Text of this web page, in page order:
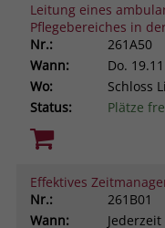
Leitung eines
Pflegebereiches in
Nr.:
261A50
Wann:
Do.
Wo:
Schloss
Status:
Plätze
Effektives
Nr.:
261B01
Wann: